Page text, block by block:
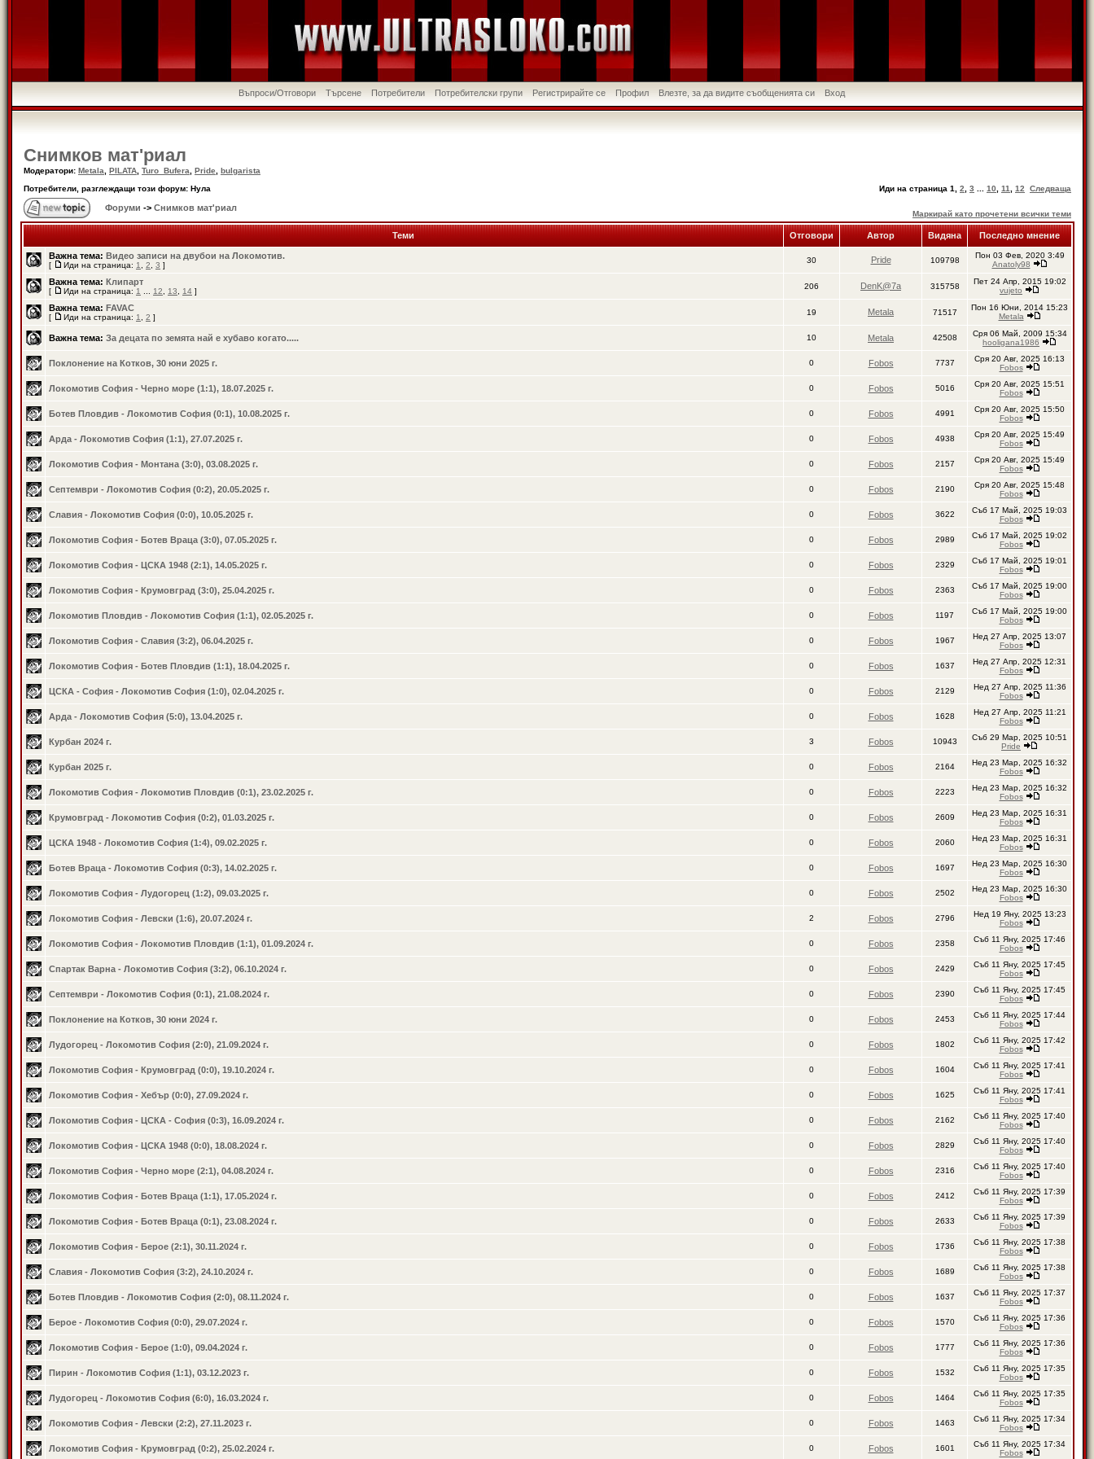
Въпроси/Отговори Търсене Потребители Потребителски групи Регистрирайте се Профил Влезте, за да видите съобщенията си Вход
Снимков мат'риал
Модератори: Metala PILATA Turo_Bufera Pride
bulgarista
Потребители, разглеждащи този форум: Нула
Иди на страница 1 2 3 10 11 12 Следваща
Форуми -> Снимков мат'риал
Маркирай като прочетени всички теми
Теми Отговори Автор Видяна Последно мнение
Важна тема: Видео записи на двубои на Локомотив.
[ Иди на страница: 1 2 3 ]
30 Pride 109798
Пон 03 Фев, 2020 3:49
Anatoly98
Важна тема: Клипарт
[ Иди на страница: 1 12 13 14 ]
206 DenK@7a 315758
Пет 24 Апр, 2015 19:02
vujeto
Важна тема: FAVAC
[ Иди на страница: 1 2 ]
19 Metala 71517
Пон 16 Юни, 2014 15:23
Metala
Важна тема: За децата по земята най е хубаво когато..... 10 Metala 42508
Сря 06 Май, 2009 15:34
hooligana1986
Поклонение на Котков, 30 юни 2025 г. 0 Fobos 7737
Сря 20 Авг, 2025 16:13
Fobos
Локомотив София - Черно море (1:1), 18.07.2025 г. 0 Fobos 5016
Сря 20 Авг, 2025 15:51
Fobos
Ботев Пловдив - Локомотив София (0:1), 10.08.2025 г. 0 Fobos 4991
Сря 20 Авг, 2025 15:50
Fobos
Арда - Локомотив София (1:1), 27.07.2025 г. 0 Fobos 4938
Сря 20 Авг, 2025 15:49
Fobos
Локомотив София - Монтана (3:0), 03.08.2025 г. 0 Fobos 2157
Сря 20 Авг, 2025 15:49
Fobos
Септември - Локомотив София (0:2), 20.05.2025 г. 0 Fobos 2190
Сря 20 Авг, 2025 15:48
Fobos
Славия - Локомотив София (0:0), 10.05.2025 г. 0 Fobos 3622
Съб 17 Май, 2025 19:03
Fobos
Локомотив София - Ботев Враца (3:0), 07.05.2025 г. 0 Fobos 2989
Съб 17 Май, 2025 19:02
Fobos
Локомотив София - ЦСКА 1948 (2:1), 14.05.2025 г. 0 Fobos 2329
Съб 17 Май, 2025 19:01
Fobos
Локомотив София - Крумовград (3:0), 25.04.2025 г. 0 Fobos 2363
Съб 17 Май, 2025 19:00
Fobos
Локомотив Пловдив - Локомотив София (1:1), 02.05.2025 г. 0 Fobos 1197
Съб 17 Май, 2025 19:00
Fobos
Локомотив София - Славия (3:2), 06.04.2025 г. 0 Fobos 1967
Нед 27 Апр, 2025 13:07
Fobos
Локомотив София - Ботев Пловдив (1:1), 18.04.2025 г. 0 Fobos 1637
Нед 27 Апр, 2025 12:31
Fobos
ЦСКА - София - Локомотив София (1:0), 02.04.2025 г. 0 Fobos 2129
Нед 27 Апр, 2025 11:36
Fobos
Арда - Локомотив София (5:0), 13.04.2025 г. 0 Fobos 1628
Нед 27 Апр, 2025 11:21
Fobos
Курбан 2024 г. 3 Fobos 10943
Съб 29 Мар, 2025 10:51
Pride
Курбан 2025 г. 0 Fobos 2164
Нед 23 Мар, 2025 16:32
Fobos
Локомотив София - Локомотив Пловдив (0:1), 23.02.2025 г. 0 Fobos 2223
Нед 23 Мар, 2025 16:32
Fobos
Крумовград - Локомотив София (0:2), 01.03.2025 г. 0 Fobos 2609
Нед 23 Мар, 2025 16:31
Fobos
ЦСКА 1948 - Локомотив София (1:4), 09.02.2025 г. 0 Fobos 2060
Нед 23 Мар, 2025 16:31
Fobos
Ботев Враца - Локомотив София (0:3), 14.02.2025 г. 0 Fobos 1697
Нед 23 Мар, 2025 16:30
Fobos
Локомотив София - Лудогорец (1:2), 09.03.2025 г. 0 Fobos 2502
Нед 23 Мар, 2025 16:30
Fobos
Локомотив София - Левски (1:6), 20.07.2024 г. 2 Fobos 2796
Нед 19 Яну, 2025 13:23
Fobos
Локомотив София - Локомотив Пловдив (1:1), 01.09.2024 г. 0 Fobos 2358
Съб 11 Яну, 2025 17:46
Fobos
Спартак Варна - Локомотив София (3:2), 06.10.2024 г. 0 Fobos 2429
Съб 11 Яну, 2025 17:45
Fobos
Септември - Локомотив София (0:1), 21.08.2024 г. 0 Fobos 2390
Съб 11 Яну, 2025 17:45
Fobos
Поклонение на Котков, 30 юни 2024 г. 0 Fobos 2453
Съб 11 Яну, 2025 17:44
Fobos
Лудогорец - Локомотив София (2:0), 21.09.2024 г. 0 Fobos 1802
Съб 11 Яну, 2025 17:42
Fobos
Локомотив София - Крумовград (0:0), 19.10.2024 г. 0 Fobos 1604
Съб 11 Яну, 2025 17:41
Fobos
Локомотив София - Хебър (0:0), 27.09.2024 г. 0 Fobos 1625
Съб 11 Яну, 2025 17:41
Fobos
Локомотив София - ЦСКА - София (0:3), 16.09.2024 г. 0 Fobos 2162
Съб 11 Яну, 2025 17:40
Fobos
Локомотив София - ЦСКА 1948 (0:0), 18.08.2024 г. 0 Fobos 2829
Съб 11 Яну, 2025 17:40
Fobos
Локомотив София - Черно море (2:1), 04.08.2024 г. 0 Fobos 2316
Съб 11 Яну, 2025 17:40
Fobos
Локомотив София - Ботев Враца (1:1), 17.05.2024 г. 0 Fobos 2412
Съб 11 Яну, 2025 17:39
Fobos
Локомотив София - Ботев Враца (0:1), 23.08.2024 г. 0 Fobos 2633
Съб 11 Яну, 2025 17:39
Fobos
Локомотив София - Берое (2:1), 30.11.2024 г. 0 Fobos 1736
Съб 11 Яну, 2025 17:38
Fobos
Славия - Локомотив София (3:2), 24.10.2024 г. 0 Fobos 1689
Съб 11 Яну, 2025 17:38
Fobos
Ботев Пловдив - Локомотив София (2:0), 08.11.2024 г. 0 Fobos 1637
Съб 11 Яну, 2025 17:37
Fobos
Берое - Локомотив София (0:0), 29.07.2024 г. 0 Fobos 1570
Съб 11 Яну, 2025 17:36
Fobos
Локомотив София - Берое (1:0), 09.04.2024 г. 0 Fobos 1777
Съб 11 Яну, 2025 17:36
Fobos
Пирин - Локомотив София (1:1), 03.12.2023 г. 0 Fobos 1532
Съб 11 Яну, 2025 17:35
Fobos
Лудогорец - Локомотив София (6:0), 16.03.2024 г. 0 Fobos 1464
Съб 11 Яну, 2025 17:35
Fobos
Локомотив София - Левски (2:2), 27.11.2023 г. 0 Fobos 1463
Съб 11 Яну, 2025 17:34
Fobos
Локомотив София - Крумовград (0:2), 25.02.2024 г. 0 Fobos 1601
Съб 11 Яну, 2025 17:34
Fobos